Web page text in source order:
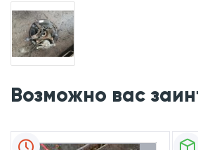
Возможно вас